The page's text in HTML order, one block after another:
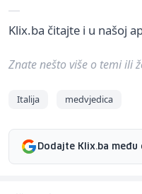
Klix.ba čitajte i u našoj
Znate nešto više o temi ili
Italija medvjedica
Dodajte Klix.ba